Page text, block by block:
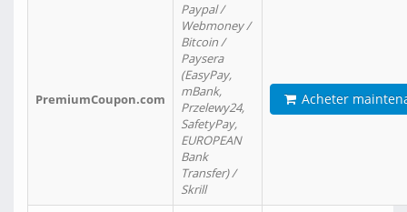
PremiumCoupon.com
Paypal /
Webmoney /
Bitcoin /
Paysera
(EasyPay,
mBank,
Przelewy24,
SafetyPay,
EUROPEAN
Bank
Transfer) /
Skrill
Acheter